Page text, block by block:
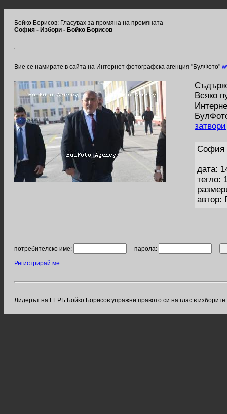
Бойко Борисов: Гласувах за промяна на промяната
София - Избори - Бойко Борисов
Вие се намирате в сайта на Интернет фотографска агенция "БулФото"
Всяко
затвори
София
дата:
тегло:
автор:
потребителско име: парола:
Регистрирай ме
Лидерът на ГЕРБ Бойко Борисов упражни правото си на глас в